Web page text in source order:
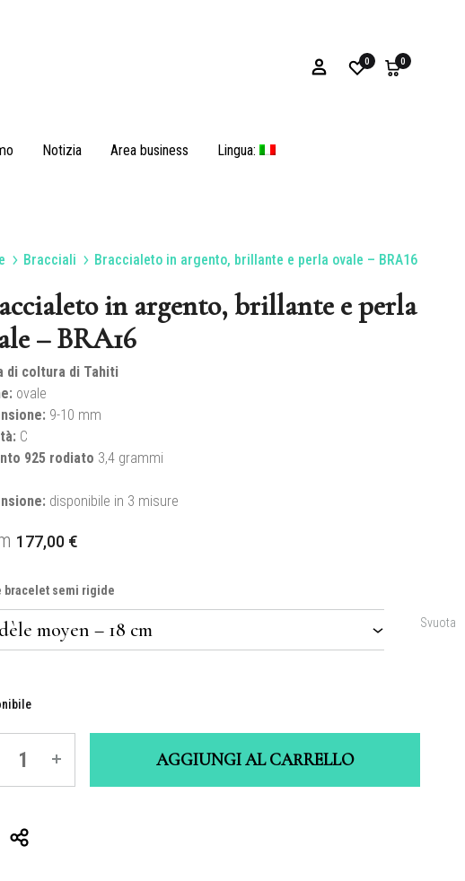
0 0
Bracciali
di perle
Notizia Area business Lingua:
Bracciali Braccialeto in argento, brillante e perla ovale – BRA16
in argento, brillante e perla
– BRA16
di coltura di Tahiti
ovale
: 9-10 mm
: C
925 rodiato 3,4 grammi
disponibile in 3 misure
177,00 €
bracelet semi rigide
Svuota
AGGIUNGI AL CARRELLO